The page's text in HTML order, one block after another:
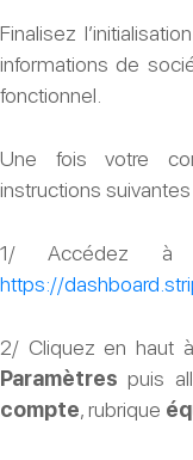
Finalisez
informations de
fonctionnel.
Une fois votre
instructions suivantes
1/ Accédez à
https://
2/ Cliquez en haut
Paramètres puis
compte, rubrique